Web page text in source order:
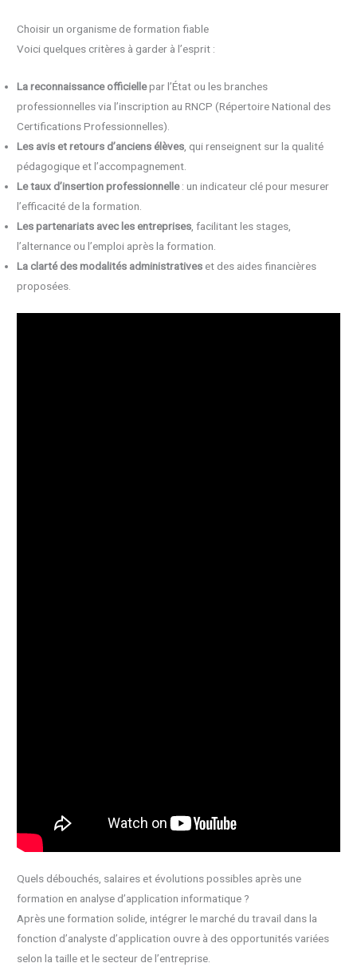
Choisir un organisme de formation fiable
Voici quelques critères à garder à l’esprit :
La reconnaissance officiellepar l’État ou les branches
professionnelles via l’inscription au RNCP (Répertoire National des
Certifications Professionnelles).
Les avis et retours d’anciens élèves , qui renseignent sur la qualité
pédagogique et l’accompagnement.
Le taux d’insertion professionnelle: un indicateur clé pour mesurer
l’efficacité de la formation.
Les partenariats avec les entreprises , facilitant les stages,
l’alternance ou l’emploi après la formation.
La clarté des modalités administratives et des aides financières
proposées.
Quels débouchés, salaires et évolutions possibles après une
formation en analyse d’application informatique ?
Après une formation solide, intégrer le marché du travail dans la
fonction d’analyste d’application ouvre à des opportunités variées
selon la taille et le secteur de l’entreprise.